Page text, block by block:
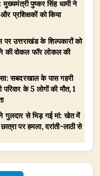
पुष्कर सिंह धामी ने
प्रशिक्षकों को किया
पर उत्तराखंड के शिल्पकारों को
ने की वोकल फॉर लोकल की
सबदरखाल के पास गहरी
के 5 लोगों की मौत, 1
गुलदार से भिड़ गई मां: खेत में
पर हमला, दरांती-लाठी से